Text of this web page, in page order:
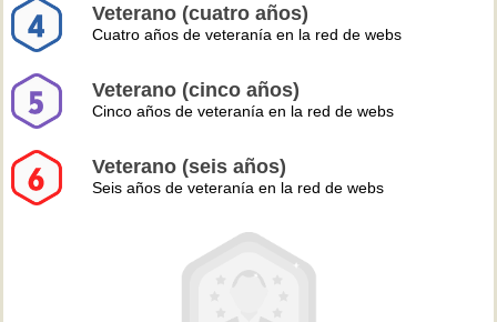
Veterano (cuatro años)
Cuatro años de veteranía en la red de webs
Veterano (cinco años)
Cinco años de veteranía en la red de webs
Veterano (seis años)
Seis años de veteranía en la red de webs